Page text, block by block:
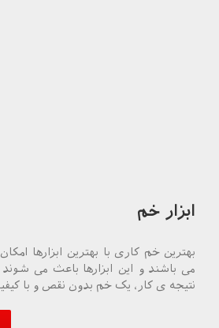
ابزار خم
بهترین خم کاری با بهترین ابزارها
می باشند و این ابزارها باعث می
نتیجه ی کار، یک خم بدون نقص و با